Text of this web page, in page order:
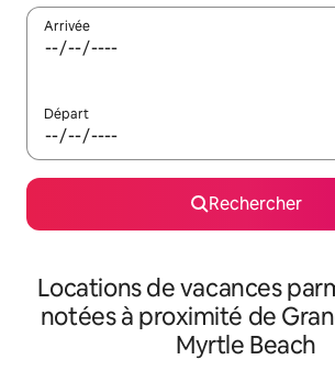
Arrivée
Départ
Rechercher
Locations de vacances
notées à proximité de
Myrtle Beach